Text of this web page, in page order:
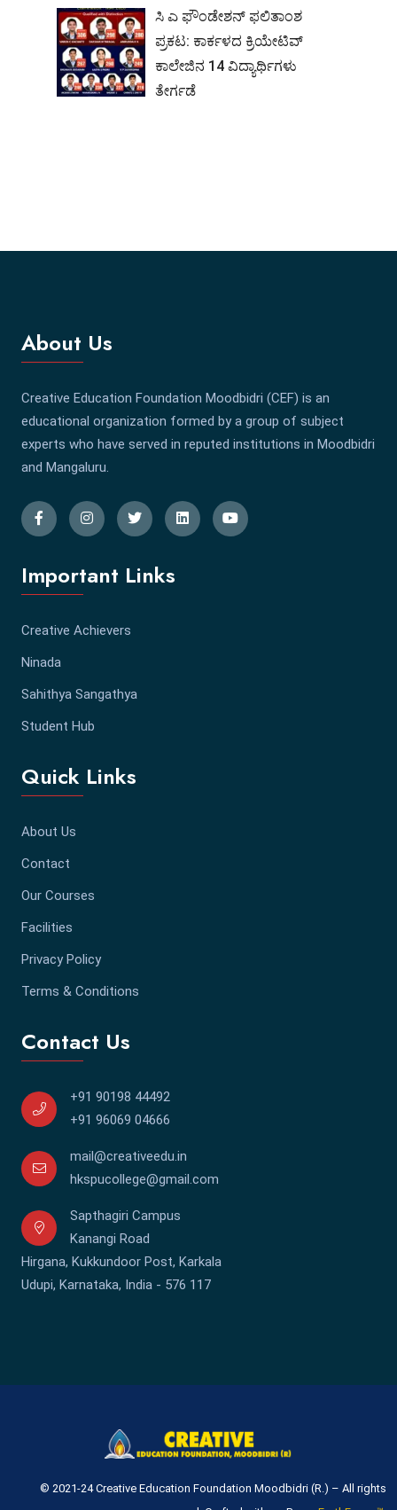
ಸಿ ಎ ಫೌಂಡೇಶನ್ ಫಲಿತಾಂಶ
ಪ್ರಕಟ: ಕಾರ್ಕಳದ ಕ್ರಿಯೇಟಿವ್
ಕಾಲೇಜಿನ 14 ವಿದ್ಯಾರ್ಥಿಗಳು
ತೇರ್ಗಡೆ
About Us
Creative Education Foundation Moodbidri (CEF) is an
educational organization formed by a group of subject
experts who have served in reputed institutions in Moodbidri
and Mangaluru.
Important Links
Creative Achievers
Ninada
Sahithya Sangathya
Student Hub
Quick Links
About Us
Contact
Our Courses
Facilities
Privacy Policy
Terms & Conditions
Contact Us
+91 90198 44492
+91 96069 04666
mail@creativeedu.in
hkspucollege@gmail.com
Sapthagiri Campus
Kanangi Road
Hirgana, Kukkundoor Post, Karkala
Udupi, Karnataka, India - 576 117
© 2021-24 Creative Education Foundation Moodbidri (R.) – All rights